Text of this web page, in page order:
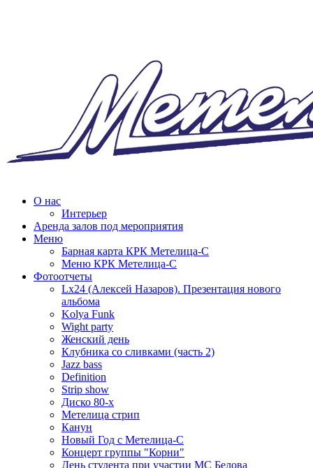
О нас
Интерьер
Аренда залов под мероприятия
Меню
Барная карта КРК Метелица-С
Меню КРК Метелица-С
Фотоотчеты
Lx24 (Алексей Назаров). Презентация нового
альбома
Kolya Funk
Wight party
Женский день
Клубника со сливками (часть 2)
Jazz bass
Definition
Strip show
Диско 80-х
Метелица стрип
Канун
Новый Год с Метелица-С
Концерт группы "Корни"
День студента при участии МС Белова